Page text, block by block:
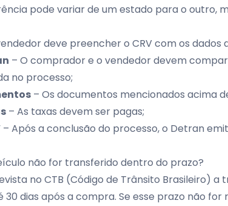
pode variar de um estado para o outro,
deve preencher o CRV com os dados
– O comprador e o vendedor devem
no processo;
– Os documentos mencionados acima
– As taxas devem ser pagas;
– Após a conclusão do processo, o Detran
não for transferido dentro do prazo?
no CTB (Código de Trânsito Brasileiro) a
dias após a compra. Se esse prazo não